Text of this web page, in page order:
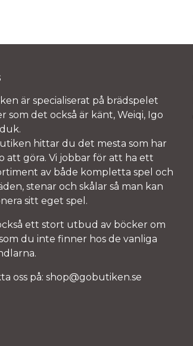
är specialiserat på brädspelet
som det också är känt, Weiqi, Igo
hittar du det mesta som har
att göra. Vi jobbar för att ha ett
av både kompletta spel och
stenar och skålar så man kan
sitt eget spel.
ett stort utbud av böcker om
du inte finner hos de vanliga
oss på: shop@gobutiken.se